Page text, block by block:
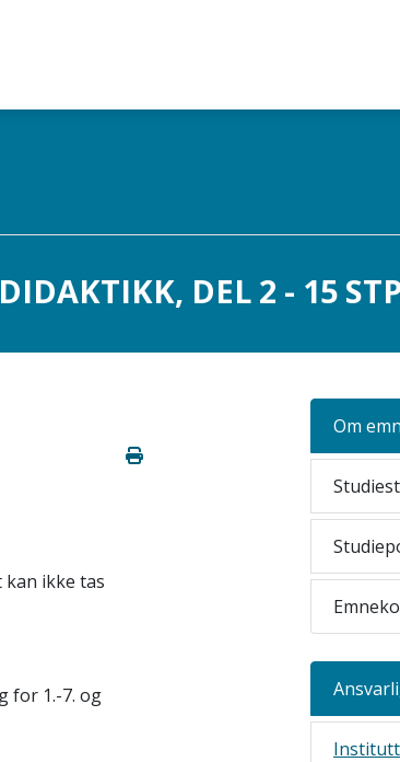
DEL 2 - 15 STP
ikke tas
for 1.-7. og
Om